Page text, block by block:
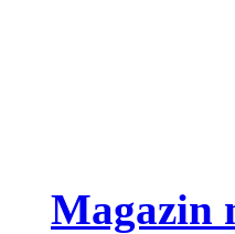
Magazin